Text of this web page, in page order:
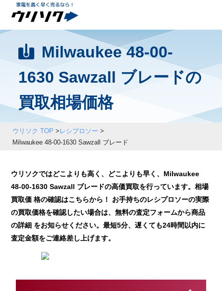
Milwaukee 48-00-
1630 Sawzall ブレードの
買取相場価格
ウリソク TOP > レシプロソー >
Milwaukee 48-00-1630 Sawzall ブレード
ウリソクではどこよりも高く、どこよりも早く、Milwaukee
48-00-1630 Sawzall ブレードの高価買取を行っています。相場
買取価 格の確認はこちらから！ お手持ちのレシプロソーの実際
の買取価格を確認したい場合は、無料の査定フォームから商品
の詳細 をお知らせください。最短5分、遅くても24時間以内に
査定金額をご連絡差し上げます。